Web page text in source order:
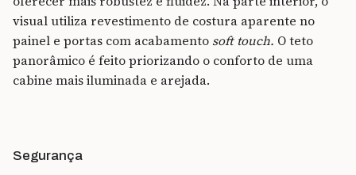
visual utiliza revestimento de costura aparente no
painel e portas com acabamento soft touch. O teto
panorâmico é feito priorizando o conforto de uma
cabine mais iluminada e arejada.
Segurança